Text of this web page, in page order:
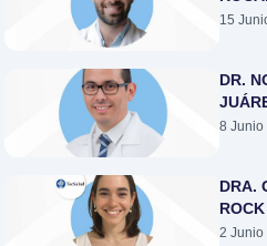
15
DR.
8 Junio
DRA.
2 Junio